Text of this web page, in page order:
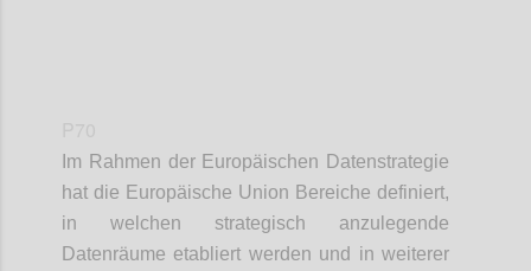
Im Rahmen der Europäischen Datenstrategie
hat die Europäische Union Bereiche definiert,
in welchen strategisch anzulegende
Datenräume etabliert werden und in weiterer